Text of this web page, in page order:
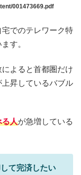
001473669.pdf
でのテレワーク特
す。
よると首都圏だけ
昇しているバブル
る人が急増している
て完済したい